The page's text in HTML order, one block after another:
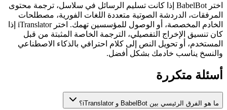
اختر BabelBot إذا كانت تسليم الرسائل في سلاسل، ترجمة محتوى
المرفقات، الدردشة الصوتية متعددة اللغات الفورية، مصطلحات
الخادم المخصصة، أو الوصول للمؤسسين تهمك. اختر iTranslator إذا
كان تنسيق الإخراج التفصيلي، الترجمة الخاصة المثبتة من قبل
المستخدم، أو تحويل النص إلى كلام احترافي بالذكاء الاصطناعي
والنسخ يناسب خادمك بشكل أفضل.
أسئلة متكررة
ما هو الفرق الرئيسي بين BabelBot و iTranslator؟